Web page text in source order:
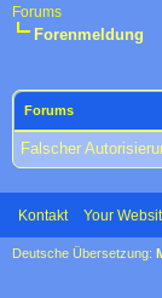
Forums
Forenmeldung
Forums
Falscher
Kontakt Your
Deutsche Übersetzung: